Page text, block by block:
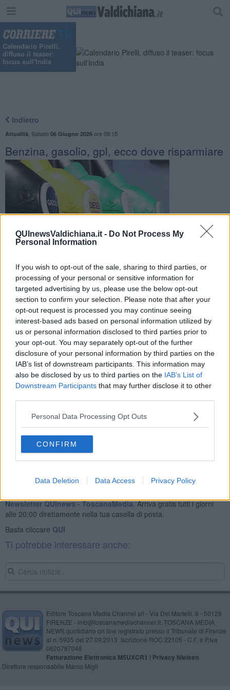
QUInewsValdichiana.it - Do Not Process My
Personal Information
If you wish to opt-out of the sale, sharing to third parties, or
processing of your personal or sensitive information for
targeted advertising by us, please use the below opt-out
section to confirm your selection. Please note that after your
opt-out request is processed you may continue seeing
interest-based ads based on personal information utilized by
us or personal information disclosed to third parties prior to
your opt-out. You may separately opt-out of the further
disclosure of your personal information by third parties on the
IAB’s list of downstream participants. This information may
also be disclosed by us to third parties on the IAB’s List of
Downstream Participants that may further disclose it to other
Personal Data Processing Opt Outs
CONFIRM
Data Deletion Data Access Privacy Policy
Calendario Pirelli,
diffuso il teaser:
focus sull'India
Indietro
Attualità Sabato 06 Giugno 2026ore 09:15
Benzina, gasolio, gpl, ecco dove risparmiare
Ecco l'elenco dei prezzi del carburante in provincia di Siena.
Comune per comune gli impianti più economici dove fare
rifornimento.
PROVINCIA DI SIENA —Questi i prezzi dei carburantirilevati al
giorno 06 June 2026dalMinistero dello sviluppo economico
Newsletter QUInews - ToscanaMedia.Arriva gratis tutti i giorni
alle 20:00 direttamente nella tua casella di posta.
Basta cliccare QUI
Ti potrebbe interessare anche:
Editore Toscana Media Channel srl - Via Dei Martelli, 8 - 50129
FIRENZE - info@toscanamediachannel.it. TOSCANA MEDIA
NEWS quotidiano on line registrato presso il Tribunale di Firenze
al n. 5935 del 27.09.2013. Iscrizione ROC 22105 - C.F. e P.Iva
0620787048
Fatturazione Elettronica M5UXCR1 | Privacy Nielsen
Direttore responsabile Marco Migli